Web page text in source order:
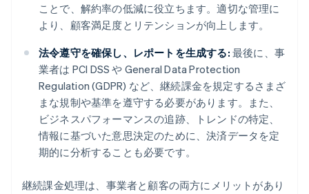
ことで、解約率の低減に役立ちます。適切な管理に
より、顧客満足度とリテンションが向上します。
法令遵守を確保し、レポートを生成する: 最後に、事
業者は PCI DSS や General Data Protection
Regulation (GDPR) など、継続課金を規定するさまざ
まな規制や基準を遵守する必要があります。また、
ビジネスパフォーマンスの追跡、トレンドの特定、
情報に基づいた意思決定のために、決済データを定
期的に分析することも必要です。
継続課金処理は、事業者と顧客の両方にメリットがあり